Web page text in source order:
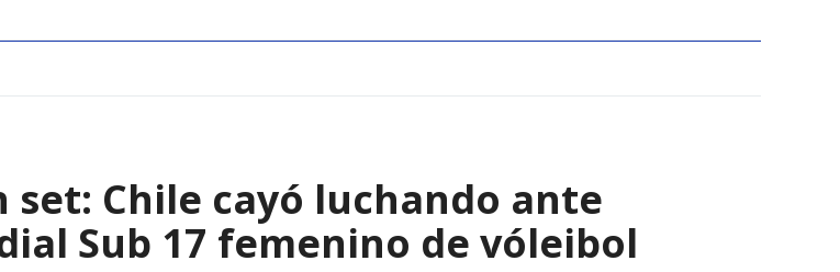
Chile cayó luchando ante
Sub 17 femenino de vóleibol